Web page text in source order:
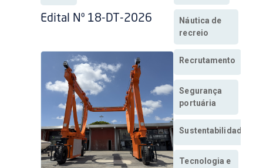
Edital Nº 18-DT-2026
Náutica de
recreio
Recrutamento
Segurança
portuária
Sustentabilidade
Tecnologia e